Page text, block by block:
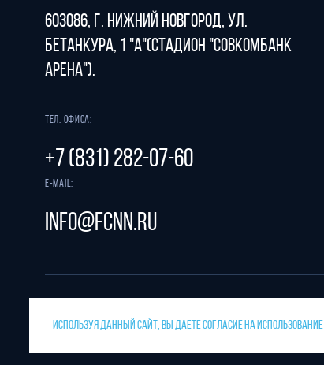
603086, г. Нижний Новгород, ул.
Бетанкура, 1 "А"(стадион "СОВКОМБАНК
АРЕНА").
Тел. офиса:
+7 (831) 282-07-60
E-mail:
info@fcnn.ru
Защита от спама reCAPTCHA.
ИСПОЛЬЗУЯ ДАННЫЙ САЙТ, ВЫ ДАЕТЕ СОГЛАСИЕ НА ИСПОЛЬЗОВАНИЕ